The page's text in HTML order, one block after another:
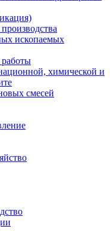
ископаемых
работы
химической и
смесей